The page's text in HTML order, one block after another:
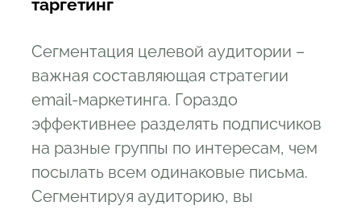
таргетинг
Сегментация целевой аудитории –
важная составляющая стратегии
email-маркетинга. Гораздо
эффективнее разделять подписчиков
на разные группы по интересам, чем
посылать всем одинаковые письма.
Сегментируя аудиторию, вы